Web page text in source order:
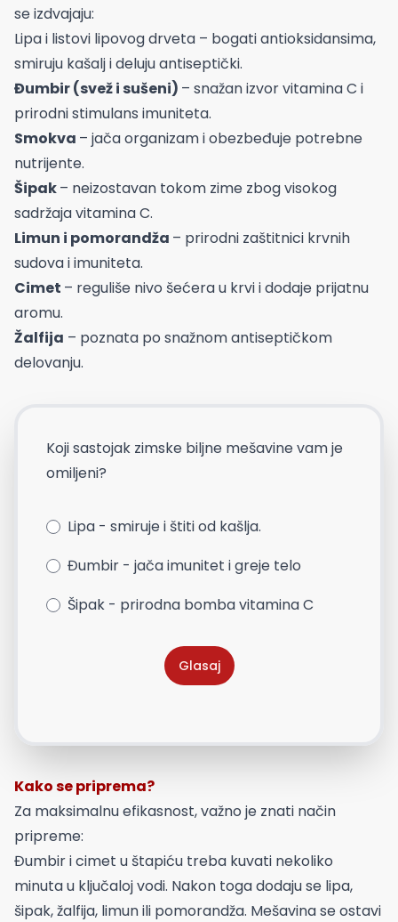
se izdvajaju:
Lipa i listovi lipovog drveta – bogati antioksidansima,
smiruju kašalj i deluju antiseptički.
Đumbir (svež i sušeni) – snažan izvor vitamina C i
prirodni stimulans imuniteta.
Smokva – jača organizam i obezbeđuje potrebne
nutrijente.
Šipak– neizostavan tokom zime zbog visokog
sadržaja vitamina C.
Limun i pomorandža – prirodni zaštitnici krvnih
sudova i imuniteta.
Cimet – reguliše nivo šećera u krvi i dodaje prijatnu
aromu.
Žalfija – poznata po snažnom antiseptičkom
delovanju.
Koji sastojak zimske biljne mešavine vam je
omiljeni?
Lipa - smiruje i štiti od kašlja.
Đumbir - jača imunitet i greje telo
Šipak - prirodna bomba vitamina C
Glasaj
Kako se priprema?
Za maksimalnu efikasnost, važno je znati način
pripreme:
Đumbir i cimet u štapiću treba kuvati nekoliko
minuta u ključaloj vodi. Nakon toga dodaju se lipa,
šipak, žalfija, limun ili pomorandža. Mešavina se ostavi